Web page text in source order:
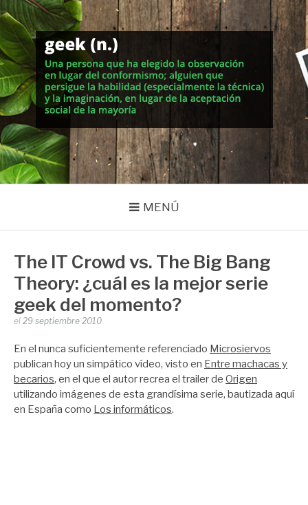
Saltar
al
contenido
MUNDO GEEK
Vida inteligente en la geekosfera
MENÚ
The IT Crowd vs. The Big Bang
Theory: ¿cuál es la mejor serie
geek del momento?
Publicado
Zootropo
el 29 septiembre 2010
En el nunca suficientemente referenciado Microsiervos
publican hoy un simpático vídeo, visto en Entre machacas y
becarios, en el que el autor recrea el trailer de Origen
utilizando imágenes de esta grandísima serie, bautizada aquí
en España como Los informáticos.